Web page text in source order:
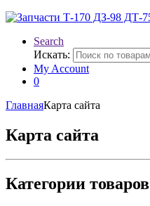
Search
Искать:
My Account
0
ГлавнаяКарта сайта
Карта сайта
Категории товаров